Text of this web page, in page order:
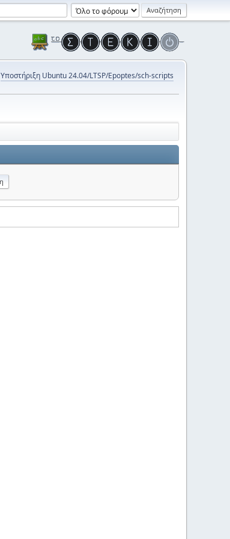
Υποστήριξη Ubuntu 24.04/LTSP/Epoptes/sch-scripts